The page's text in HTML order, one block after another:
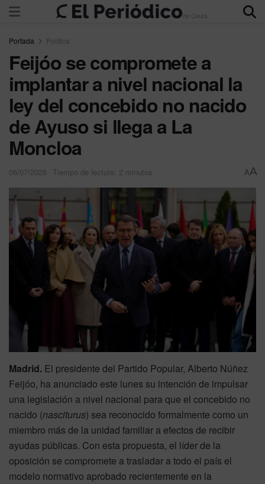
Portada Política
Feijóo se compromete a
implantar a nivel nacional la
ley del concebido no nacido
de Ayuso si llega a La
Moncloa
06/07/2026 Tiempo de lectura: 2 minutos AA
Madrid. El presidente del Partido Popular, Alberto Núñez
Feijóo, ha anunciado este lunes su intención de impulsar
una legislación a nivel nacional para que el concebido no
nacido (nasciturus) sea reconocido formalmente como un
miembro más de la unidad familiar a efectos de recibir
ayudas públicas. Con esta propuesta, el líder de la
oposición se compromete a trasladar a todo el país el
modelo normativo aprobado recientemente en la